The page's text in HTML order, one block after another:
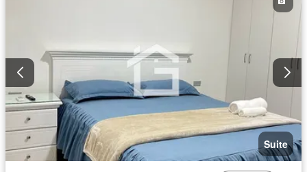
Suite